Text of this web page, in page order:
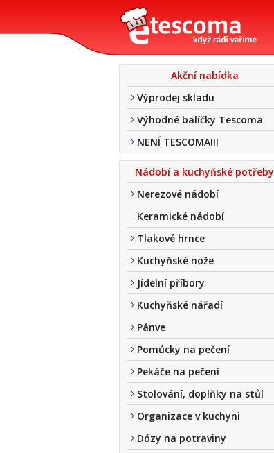
Akční nabídka
Výprodej skladu
Výhodné balíčky Tescoma
NENÍ TESCOMA!!!
Nádobí a kuchyňské potřeby
Nerezové nádobí
Keramické nádobí
Tlakové hrnce
Kuchyňské nože
Jídelní příbory
Kuchyňské nářadí
Pánve
Pomůcky na pečení
Pekáče na pečení
Stolování, doplňky na stůl
Organizace v kuchyni
Dózy na potraviny